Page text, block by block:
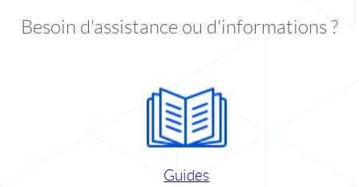
Besoin d'assistance ou d'informations ?
Guides